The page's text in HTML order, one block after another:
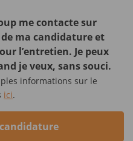
me contacte sur
ma candidature et
l’entretien. Je peux
je veux, sans souci.
informations sur le
ici.